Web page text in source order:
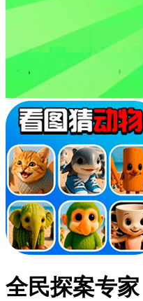
全民探案专家